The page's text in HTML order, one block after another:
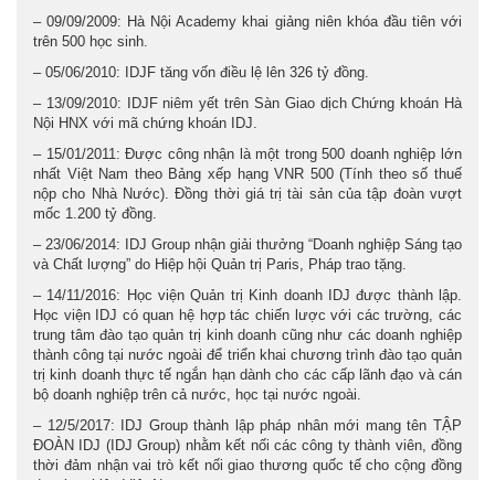
– 09/09/2009: Hà Nội Academy khai giảng niên khóa đầu tiên với
trên 500 học sinh.
– 05/06/2010: IDJF tăng vốn điều lệ lên 326 tỷ đồng.
– 13/09/2010: IDJF niêm yết trên Sàn Giao dịch Chứng khoán Hà
Nội HNX với mã chứng khoán IDJ.
– 15/01/2011: Được công nhận là một trong 500 doanh nghiệp lớn
nhất Việt Nam theo Bảng xếp hạng VNR 500 (Tính theo số thuế
nộp cho Nhà Nước). Đồng thời giá trị tài sản của tập đoàn vượt
mốc 1.200 tỷ đồng.
– 23/06/2014: IDJ Group nhận giải thưởng “Doanh nghiệp Sáng tạo
và Chất lượng” do Hiệp hội Quản trị Paris, Pháp trao tặng.
– 14/11/2016: Học viện Quản trị Kinh doanh IDJ được thành lập.
Học viện IDJ có quan hệ hợp tác chiến lược với các trường, các
trung tâm đào tạo quản trị kinh doanh cũng như các doanh nghiệp
thành công tại nước ngoài để triển khai chương trình đào tạo quản
trị kinh doanh thực tế ngắn hạn dành cho các cấp lãnh đạo và cán
bộ doanh nghiệp trên cả nước, học tại nước ngoài.
– 12/5/2017: IDJ Group thành lập pháp nhân mới mang tên TẬP
ĐOÀN IDJ (IDJ Group) nhằm kết nối các công ty thành viên, đồng
thời đảm nhận vai trò kết nối giao thương quốc tế cho cộng đồng